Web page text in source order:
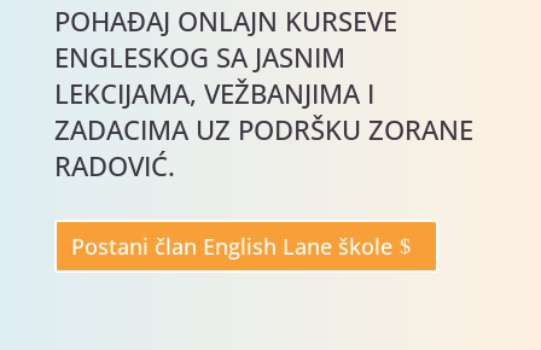
POHAĐAJ ONLAJN KURSEVE
ENGLESKOG SA JASNIM
LEKCIJAMA, VEŽBANJIMA I
ZADACIMA UZ PODRŠKU ZORANE
RADOVIĆ.
Postani član English Lane škole